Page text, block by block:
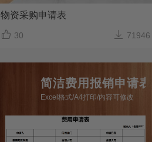
物资采购申请表
 30  71946
简洁费用报销申请表
Excel格式/A4打印/内容可修改